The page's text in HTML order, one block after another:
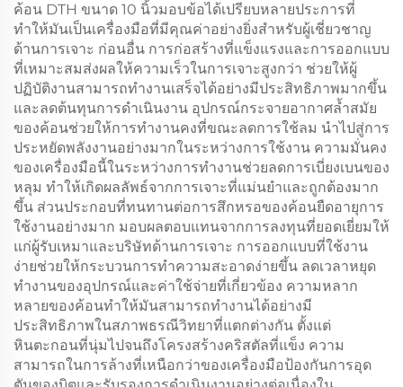
ค้อน DTH ขนาด 10 นิ้วมอบข้อได้เปรียบหลายประการที่
ทำให้มันเป็นเครื่องมือที่มีคุณค่าอย่างยิ่งสำหรับผู้เชี่ยวชาญ
ด้านการเจาะ ก่อนอื่น การก่อสร้างที่แข็งแรงและการออกแบบ
ที่เหมาะสมส่งผลให้ความเร็วในการเจาะสูงกว่า ช่วยให้ผู้
ปฏิบัติงานสามารถทำงานเสร็จได้อย่างมีประสิทธิภาพมากขึ้น
และลดต้นทุนการดำเนินงาน อุปกรณ์กระจายอากาศล้ำสมัย
ของค้อนช่วยให้การทำงานคงที่ขณะลดการใช้ลม นำไปสู่การ
ประหยัดพลังงานอย่างมากในระหว่างการใช้งาน ความมั่นคง
ของเครื่องมือนี้ในระหว่างการทำงานช่วยลดการเบี่ยงเบนของ
หลุม ทำให้เกิดผลลัพธ์จากการเจาะที่แม่นยำและถูกต้องมาก
ขึ้น ส่วนประกอบที่ทนทานต่อการสึกหรอของค้อนยืดอายุการ
ใช้งานอย่างมาก มอบผลตอบแทนจากการลงทุนที่ยอดเยี่ยมให้
แก่ผู้รับเหมาและบริษัทด้านการเจาะ การออกแบบที่ใช้งาน
ง่ายช่วยให้กระบวนการทำความสะอาดง่ายขึ้น ลดเวลาหยุด
ทำงานของอุปกรณ์และค่าใช้จ่ายที่เกี่ยวข้อง ความหลาก
หลายของค้อนทำให้มันสามารถทำงานได้อย่างมี
ประสิทธิภาพในสภาพธรณีวิทยาที่แตกต่างกัน ตั้งแต่
หินตะกอนที่นุ่มไปจนถึงโครงสร้างคริสตัลที่แข็ง ความ
สามารถในการล้างที่เหนือกว่าของเครื่องมือป้องกันการอุด